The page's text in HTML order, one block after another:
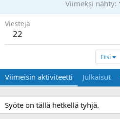
Viimeksi nähty
Viestejä
22
Etsi
Viimeisin aktiviteetti Julkaisut
Syöte on tällä hetkellä tyhjä.